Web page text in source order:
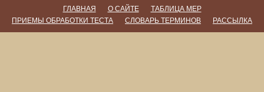
ГЛАВНАЯ О САЙТЕ
ТАБЛИЦА МЕР
ПРИЕМЫ ОБРАБОТКИ ТЕСТА
СЛОВАРЬ ТЕРМИНОВ РАССЫЛКА